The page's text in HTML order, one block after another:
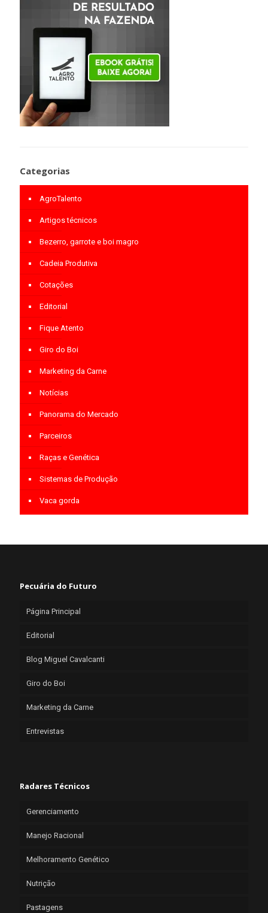
Categorias
AgroTalento
Artigos técnicos
Bezerro, garrote e boi magro
Cadeia Produtiva
Cotações
Editorial
Fique Atento
Giro do Boi
Marketing da Carne
Notícias
Panorama do Mercado
Parceiros
Raças e Genética
Sistemas de Produção
Vaca gorda
Pecuária do Futuro
Página Principal
Editorial
Blog Miguel Cavalcanti
Giro do Boi
Marketing da Carne
Entrevistas
Radares Técnicos
Gerenciamento
Manejo Racional
Melhoramento Genético
Nutrição
Pastagens